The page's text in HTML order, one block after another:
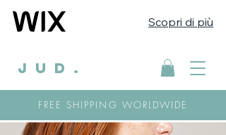
Scopri di più